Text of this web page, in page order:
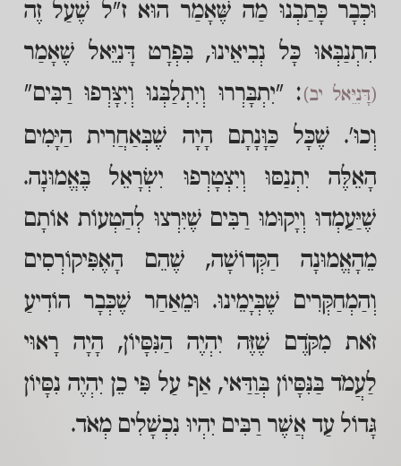
וּכְבָר כָּתַבְנוּ מַה שֶּׁאָמַר הוּא ז"ל שֶׁעַל זֶה
הִתְנַבְּאוּ כָּל נְבִיאֵינוּ, בִּפְרָט דָּנִיֵּאל שֶׁאָמַר
(דָּנִיֵּאל יב): "יִתְבָּרְרוּ וְיִתְלַבְּנוּ וְיִצָּרְפוּ רַבִּים"
וְכוּ'. שֶׁכָּל כַּוָּנָתָם הָיָה שֶׁבְּאַחֲרִית הַיָּמִים
הָאֵלֶּה יִתְנַסּוּ וְיִצְטָרְפוּ יִשְׂרָאֵל בֶּאֱמוּנָה.
שֶׁיַּעַמְדוּ וְיָקוּמוּ רַבִּים שֶׁיִּרְצוּ לְהַטְעוֹת אוֹתָם
מֵהָאֱמוּנָה הַקְּדוֹשָׁה, שֶׁהֵם הָאֶפִּיקוֹרְסִים
וְהַמְחַקְּרִים שֶׁבְּיָמֵינוּ. וּמֵאַחַר שֶׁכְּבָר הוֹדִיעַ
זֹאת מִקֹּדֶם שֶׁזֶּה יִהְיֶה הַנִּסָּיוֹן, הָיָה רָאוּי
לַעֲמֹד בַּנִּסָּיוֹן בְּוַדַּאי, אַף עַל פִּי כֵן יִהְיֶה נִסָּיוֹן
גָּדוֹל עַד אֲשֶׁר רַבִּים יִהְיוּ נִכְשָׁלִים מְאֹד.